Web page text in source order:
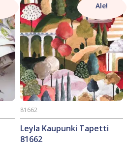
Ale!
Leyla Kaupunki Tapetti
81662
81662